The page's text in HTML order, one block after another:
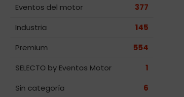
Eventos del motor
377
Industria
145
Premium
554
SELECTO by Eventos Motor
1
Sin categoría
6